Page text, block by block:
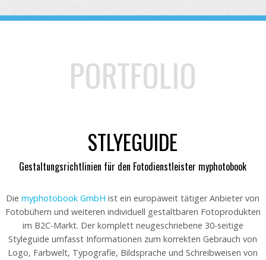
PORTFOLIO
STLYEGUIDE
Gestaltungsrichtlinien für den Fotodienstleister myphotobook
Diemyphotobook GmbH ist ein europaweit tätiger Anbieter von
Fotobühern und weiteren individuell gestaltbaren Fotoprodukten
im B2C-Markt. Der komplett neugeschriebene 30-seitige
Styleguide umfasst Informationen zum korrekten Gebrauch von
Logo, Farbwelt, Typografie, Bildsprache und Schreibweisen von